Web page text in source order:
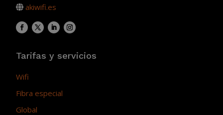
akiwifi.es
Tarifas y servicios
Wifi
Fibra especial
Global